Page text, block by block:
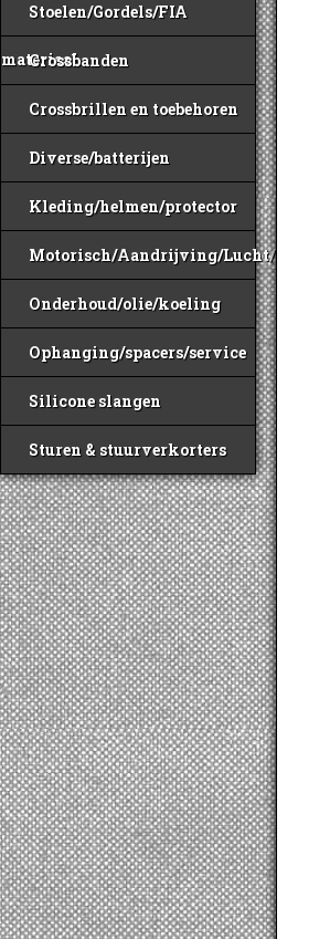
Stoelen/Gordels/FIA
materiaal
Crossbanden
Crossbrillen en toebehoren
Diverse/batterijen
Kleding/helmen/protector
Motorisch/Aandrijving/Lucht/Benzine
Onderhoud/olie/koeling
Ophanging/spacers/service
Silicone slangen
Sturen & stuurverkorters